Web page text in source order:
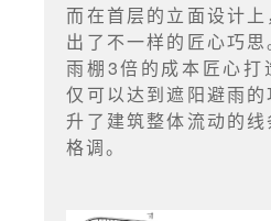
而在首层的立面设计
出了不一样的匠心巧
雨棚3倍的成本匠心打
仅可以达到遮阳避雨
升了建筑整体流动的
格调。